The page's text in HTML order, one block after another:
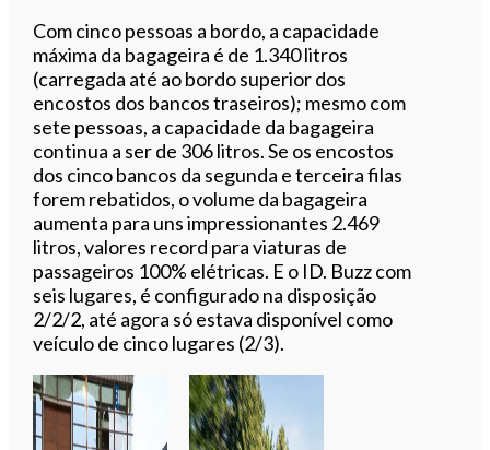
Com cinco pessoas a bordo, a capacidade
máxima da bagageira é de 1.340 litros
(carregada até ao bordo superior dos
encostos dos bancos traseiros); mesmo com
sete pessoas, a capacidade da bagageira
continua a ser de 306 litros. Se os encostos
dos cinco bancos da segunda e terceira filas
forem rebatidos, o volume da bagageira
aumenta para uns impressionantes 2.469
litros, valores record para viaturas de
passageiros 100% elétricas. E o ID. Buzz com
seis lugares, é configurado na disposição
2/2/2, até agora só estava disponível como
veículo de cinco lugares (2/3).